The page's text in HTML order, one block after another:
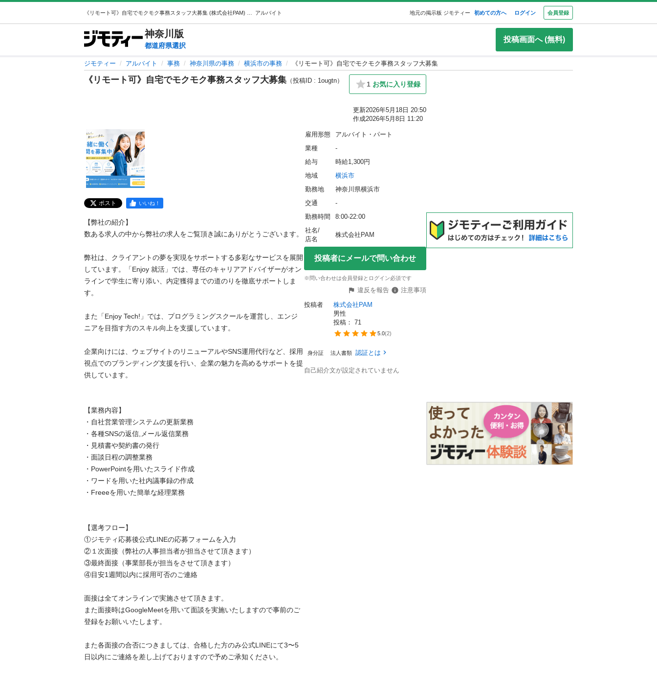
アルバイト 地元の掲示板 ジモティー 初めての方へ ログイン 会員登録
神奈川 版
都道府県選択
投稿画面へ (無料)
ジモティー アルバイト 事務 神奈川県の事務 横浜市の事務 《リモート可》自宅でモクモク事務スタッフ大募集
《リモート可》自宅でモクモク事務スタッフ大募集 （投稿ID : 1ougtn） 1 お気に入り登録
更新2026年5月18日 20:50
作成2026年5月8日 11:20
ポスト いいね！
【弊社の紹介】
数ある求人の中から弊社の求人をご覧頂き誠にありがとうございます。
弊社は、クライアントの夢を実現をサポートする多彩なサービスを展開
しています。「Enjoy 就活」では、専任のキャリアアドバイザーがオン
ラインで学生に寄り添い、内定獲得までの道のりを徹底サポートしま
す。
また「Enjoy Tech!」では、プログラミングスクールを運営し、エンジ
ニアを目指す方のスキル向上を支援しています。
企業向けには、ウェブサイトのリニューアルやSNS運用代行など、採用
視点でのブランディング支援を行い、企業の魅力を高めるサポートを提
供しています。
【業務内容】
・自社営業管理システムの更新業務
・各種SNSの返信,メール返信業務
・見積書や契約書の発行
・面談日程の調整業務
・PowerPointを用いたスライド作成
・ワードを用いた社内議事録の作成
・Freeeを用いた簡単な経理業務
【選考フロー】
①ジモティ応募後公式LINEの応募フォームを入力
②１次面接（弊社の人事担当者が担当させて頂きます）
③最終面接（事業部長が担当をさせて頂きます）
④目安1週間以内に採用可否のご連絡
面接は全てオンラインで実施させて頂きます。
また面接時はGoogleMeetを用いて面談を実施いたしますので事前のご
登録をお願いいたします。
また各面接の合否につきましては、合格した方のみ公式LINEにて3〜5
日以内にご連絡を差し上げておりますので予めご承知ください。
雇用形態
アルバイト・パート
業種
-
給与
時給1,300円
地域
横浜市
勤務地
神奈川県横浜市
交通
-
勤務時間
8:00-22:00
社名/
店名
株式会社PAM
投稿者にメールで問い合わせ
※問い合わせは会員登録とログイン必須です
違反を報告
注意事項
投稿者
株式会社PAM
男性
投稿： 71
5.0(2)
身分証 法人書類 認証とは
自己紹介文が設定されていません